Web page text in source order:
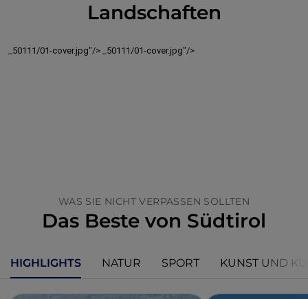
Landschaften
WAS SIE NICHT VERPASSEN SOLLTEN
Das Beste von Südtirol
HIGHLIGHTS NATUR SPORT KUNST UND